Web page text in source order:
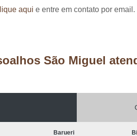
aqui e entre em contato por email.
São Miguel
Barueri